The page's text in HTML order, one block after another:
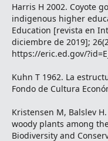
Harris H 2002. Coyote
indigenous higher
Education [revista en
diciembre de 2019];
https://eric.ed.gov/
Kuhn T 1962. La
Fondo de Cultura
Kristensen M, Balslev
woody plants among
Biodiversity and